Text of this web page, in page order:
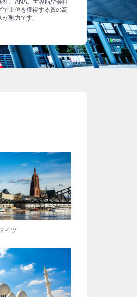
で上位を獲得する質の高
魅力です。
ドイツ